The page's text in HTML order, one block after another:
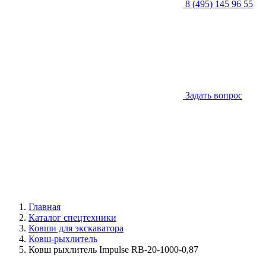
8 (495) 145 96 55
Задать вопрос
Главная
Каталог спецтехники
Ковши для экскаватора
Ковш-рыхлитель
Ковш рыхлитель Impulse RB-20-1000-0,87